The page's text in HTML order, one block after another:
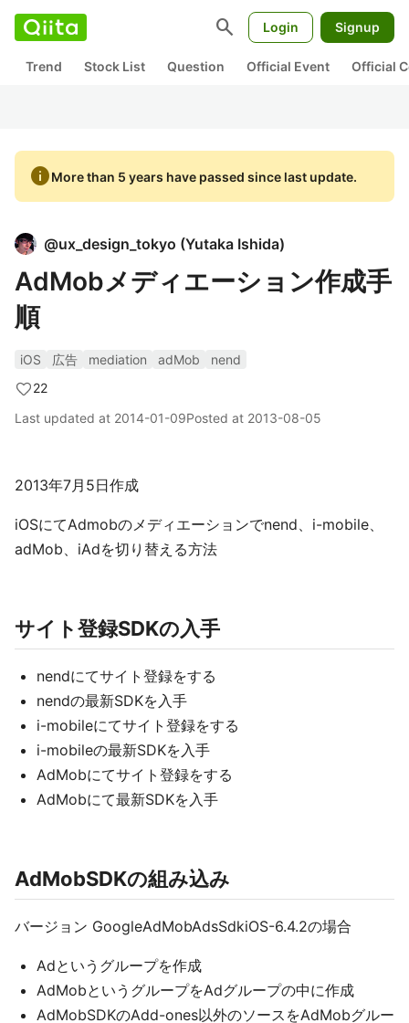
search Login Signup
Trend Stock List Question Official Event Official
infoMore than 5 years have passed since last update.
@ux_design_tokyo (Yutaka Ishida)
AdMobメディエーション作成手
順
iOS 広告 mediation adMob
nend
22
Last updated at 2014-01-09Posted at 2013-08-05
2013年7月5日作成
iOSにてAdmobのメディエーションでnend、i-mobile、
adMob、iAdを切り替える方法
サイト登録SDKの入手
nendにてサイト登録をする
nendの最新SDKを入手
i-mobileにてサイト登録をする
i-mobileの最新SDKを入手
AdMobにてサイト登録をする
AdMobにて最新SDKを入手
AdMobSDKの組み込み
バージョン GoogleAdMobAdsSdkiOS-6.4.2の場合
Adというグループを作成
AdMobというグループをAdグループの中に作成
AdMobSDKのAdd-ones以外のソースをAdMobグルー